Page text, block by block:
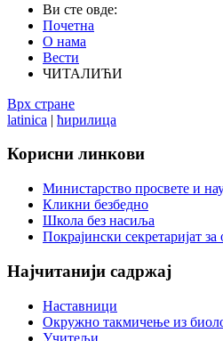
Ви сте овде:
Почетна
О нама
Вести
ЧИТАЛИЋИ
Врх стране
latinica | ћирилица
Корисни линкови
Министарство просвете и
Кликни безбедно
Школа без насиља
Покрајински секретаријат
Најчитанији садржај
Наставници
Окружно такмичење из
Учитељи